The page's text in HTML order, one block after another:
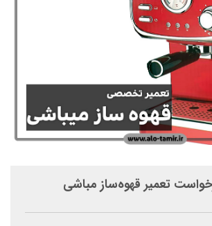
تعمیر قهوه‌ساز مباشی